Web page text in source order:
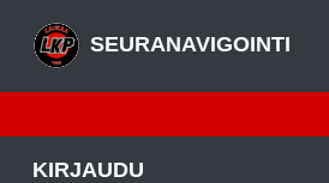
SEURANAVIGOINTI
KIRJAUDU